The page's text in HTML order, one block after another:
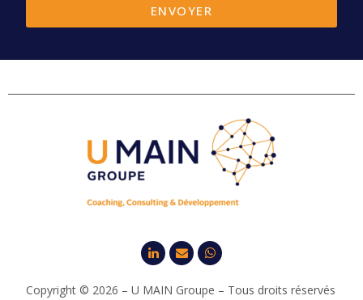
ENVOYER
Copyright © 2026 – U MAIN Groupe – Tous droits réservés